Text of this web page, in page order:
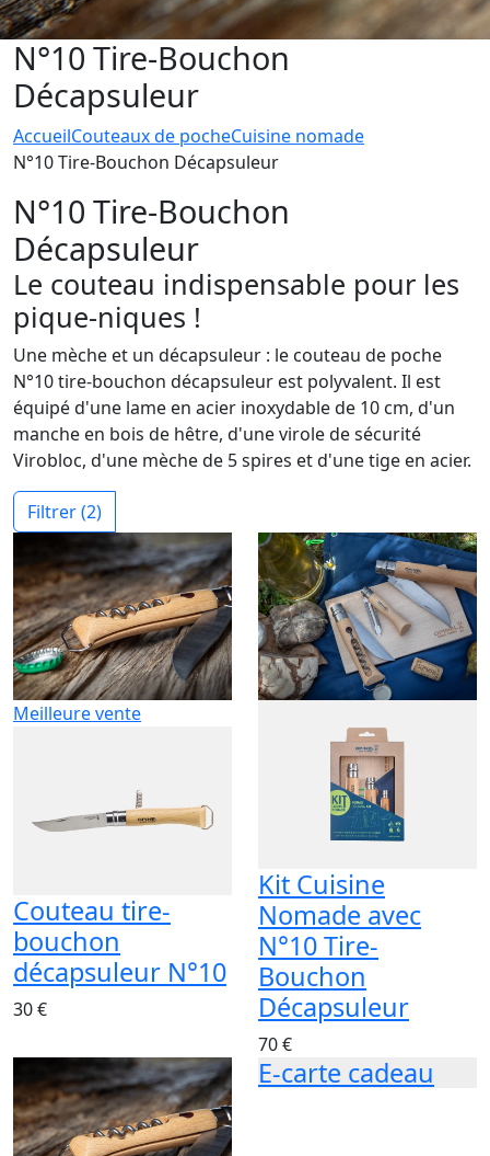
N°10 Tire-Bouchon
Décapsuleur
AccueilCouteaux de pocheCuisine nomade
N°10 Tire-Bouchon Décapsuleur
N°10 Tire-Bouchon
Décapsuleur
Le couteau indispensable pour les
pique-niques !
Une mèche et un décapsuleur : le couteau de poche
N°10 tire-bouchon décapsuleur est polyvalent. Il est
équipé d'une lame en acier inoxydable de 10 cm, d'un
manche en bois de hêtre, d'une virole de sécurité
Virobloc, d'une mèche de 5 spires et d'une tige en acier.
Filtrer(2)
Meilleure vente
Couteau tire-
bouchon
décapsuleur N°10
30 €
Kit Cuisine
Nomade avec
N°10 Tire-
Bouchon
Décapsuleur
70 €
E-carte cadeau